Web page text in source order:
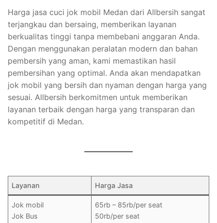
Harga jasa cuci jok mobil Medan dari Allbersih sangat
terjangkau dan bersaing, memberikan layanan
berkualitas tinggi tanpa membebani anggaran Anda.
Dengan menggunakan peralatan modern dan bahan
pembersih yang aman, kami memastikan hasil
pembersihan yang optimal. Anda akan mendapatkan
jok mobil yang bersih dan nyaman dengan harga yang
sesuai. Allbersih berkomitmen untuk memberikan
layanan terbaik dengan harga yang transparan dan
kompetitif di Medan.
Layanan Harga Jasa
Jok mobil
Jok Bus
65rb – 85rb/per seat
50rb/per seat